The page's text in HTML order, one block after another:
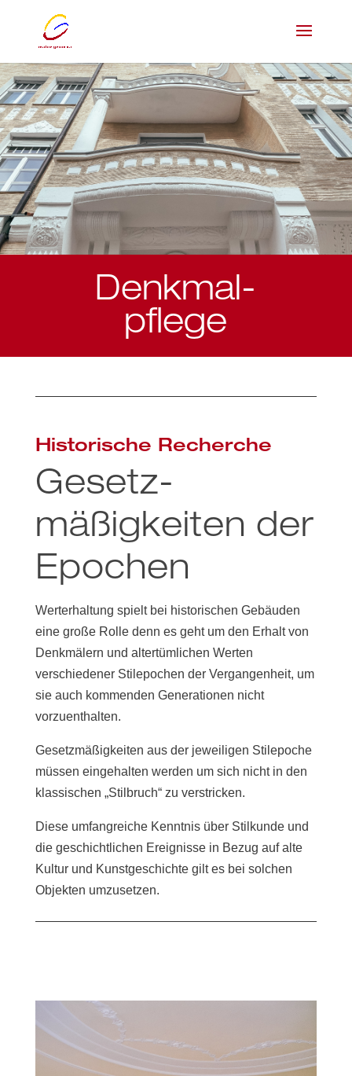
Denkmal­
pflege
Historische Recherche
Gesetz­
mäßigkeiten der
Epochen
Werterhaltung spielt bei historischen Gebäuden
eine große Rolle denn es geht um den Erhalt von
Denkmälern und altertümlichen Werten
verschiedener Stilepochen der Vergangenheit, um
sie auch kommenden Generationen nicht
vorzuenthalten.
Gesetzmäßigkeiten aus der jeweiligen Stilepoche
müssen eingehalten werden um sich nicht in den
klassischen „Stilbruch“ zu verstricken.
Diese umfangreiche Kenntnis über Stilkunde und
die geschichtlichen Ereignisse in Bezug auf alte
Kultur und Kunstgeschichte gilt es bei solchen
Objekten umzusetzen.